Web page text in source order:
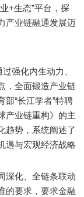
+生态”平台，探
产业链融通发展迈
强化内生动力、
，全面锻造产业链
部“长江学者”特聘
产业链重构》的主
趋势，系统阐述了
遇与宏观经济战略
化、全链条联动
的要求，要求金融